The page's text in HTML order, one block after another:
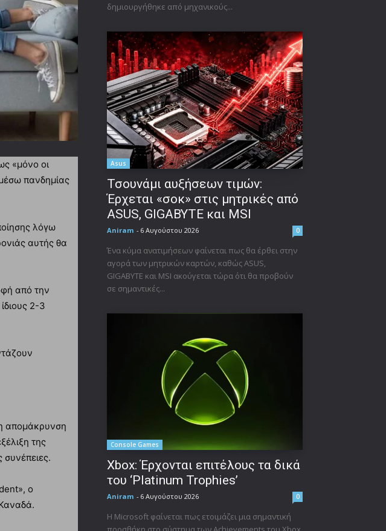
«μόνο οι
πανδημίας
λόγω
αυτής θα
από την
2-3
απομάκρυνση
της
ο
δημιουργήθηκε από μηχανικούς...
Asus
Τσουνάμι αυξήσεων τιμών:
Έρχεται «σοκ» στις μητρικές από
ASUS, GIGABYTE και MSI
Aniram - 6 Αυγούστου 2026 0
Ένα κύμα ανατιμήσεων φαίνεται πως θα έρθει στην
αγορά των μητρικών καρτών, καθώς ASUS,
GIGABYTE και MSI ακούγεται τώρα ότι θα προβούν
σε σημαντικές...
Console Games
Xbox: Έρχονται επιτέλους τα δικά
του ‘Platinum Trophies’
Aniram - 6 Αυγούστου 2026 0
Η Microsoft φαίνεται πως ετοιμάζει μια σημαντική